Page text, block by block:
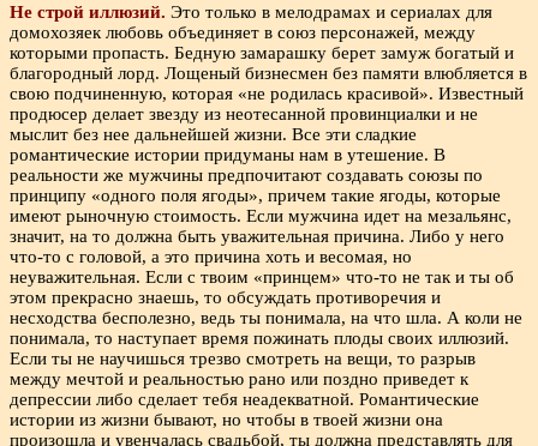
Не строй иллюзий. Это только в мелодрамах и сериалах для
домохозяек любовь объединяет в союз персонажей, между
которыми пропасть. Бедную замарашку берет замуж богатый и
благородный лорд. Лощеный бизнесмен без памяти влюбляется в
свою подчиненную, которая «не родилась красивой». Известный
продюсер делает звезду из неотесанной провинциалки и не
мыслит без нее дальнейшей жизни. Все эти сладкие
романтические истории придуманы нам в утешение. В
реальности же мужчины предпочитают создавать союзы по
принципу «одного поля ягоды», причем такие ягоды, которые
имеют рыночную стоимость. Если мужчина идет на мезальянс,
значит, на то должна быть уважительная причина. Либо у него
что-то с головой, а это причина хоть и весомая, но
неуважительная. Если с твоим «принцем» что-то не так и ты об
этом прекрасно знаешь, то обсуждать противоречия и
несходства бесполезно, ведь ты понимала, на что шла. А коли не
понимала, то наступает время пожинать плоды своих иллюзий.
Если ты не научишься трезво смотреть на вещи, то разрыв
между мечтой и реальностью рано или поздно приведет к
депрессии либо сделает тебя неадекватной. Романтические
истории из жизни бывают, но чтобы в твоей жизни она
произошла и увенчалась свадьбой, ты должна представлять для